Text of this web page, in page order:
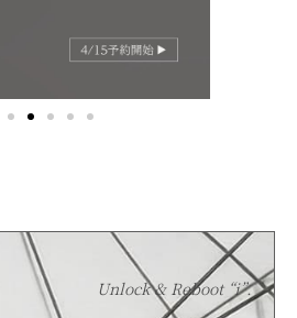
Unlock & Reboot “i”.